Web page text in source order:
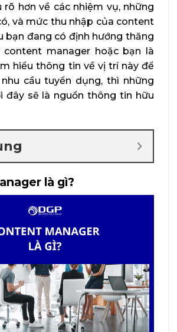
rõ hơn về các nhiệm vụ, những
và mức thu nhập của content
bạn đang có định hướng thăng
manager hoặc bạn là
hiểu thông tin về vị trí này để
cầu tuyển dụng, thì những
đây sẽ là nguồn thông tin hữu
là gì?